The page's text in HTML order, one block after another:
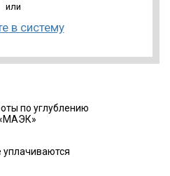
или
в систему
по углублению